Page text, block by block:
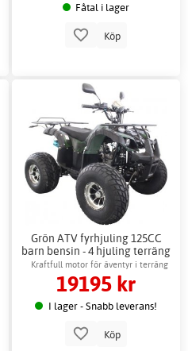
Fåtal i lager
Köp
Grön ATV fyrhjuling 125CC
barn bensin - 4 hjuling terräng
+ Låskätting
Kraftfull motor för äventyr i terräng
19195 kr
I lager - Snabb leverans!
Köp